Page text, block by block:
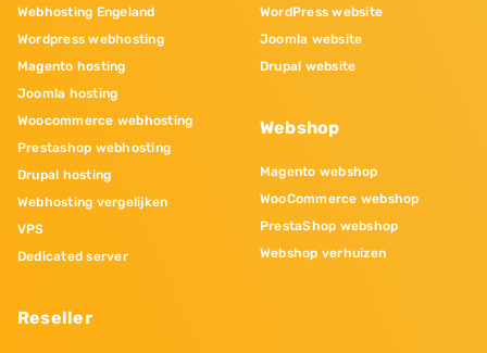
Webhosting Engeland
Wordpress webhosting
Magento hosting
Joomla hosting
Woocommerce webhosting
Prestashop webhosting
Drupal hosting
Webhosting vergelijken
VPS
Dedicated server
Reseller
WordPress website
Joomla website
Drupal website
Webshop
Magento webshop
WooCommerce webshop
PrestaShop webshop
Webshop verhuizen